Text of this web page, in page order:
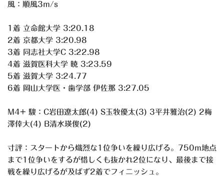
風：順風3m/s
1着 立命館大学 3:20.18
2着 京都大学 3:20.98
3着 同志社大学C 3:22.98
4着 滋賀医科大学 暁 3:23.59
5着 滋賀大学 3:24.77
6着 岡山大学医・歯学部 伊佐那 3:27.05
M4+ 駿：C岩田遼太郎(4) S玉牧優太(3) 3平井雅治(2) 2梅
澤倖大(4) B清水瑛俊(2)
寸評：スタートから熾烈な1位争いを繰り広げる。750m地点
ま で1位争いをするが惜しくも抜かれ2位になり、最後まで接
戦を繰り広げるが及ばず2着でフィニッシュ。